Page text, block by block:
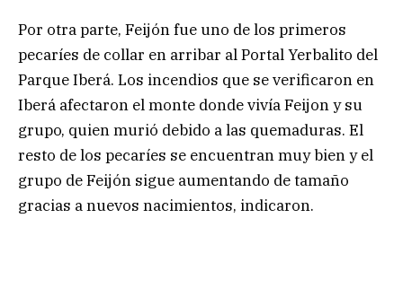
Por otra parte, Feijón fue uno de los primeros
pecaríes de collar en arribar al Portal Yerbalito del
Parque Iberá. Los incendios que se verificaron en
Iberá afectaron el monte donde vivía Feijon y su
grupo, quien murió debido a las quemaduras. El
resto de los pecaríes se encuentran muy bien y el
grupo de Feijón sigue aumentando de tamaño
gracias a nuevos nacimientos, indicaron.